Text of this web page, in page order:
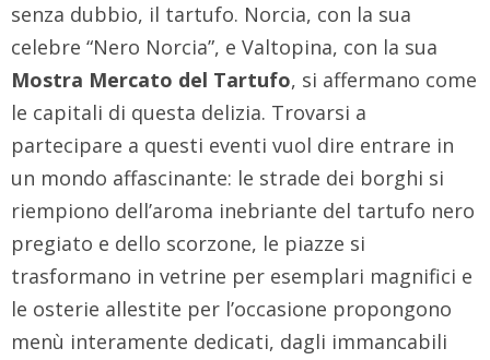
senza dubbio, il tartufo. Norcia, con la sua
celebre “Nero Norcia”, e Valtopina, con la sua
Mostra Mercato del Tartufo, si affermano come
le capitali di questa delizia. Trovarsi a
partecipare a questi eventi vuol dire entrare in
un mondo affascinante: le strade dei borghi si
riempiono dell’aroma inebriante del tartufo nero
pregiato e dello scorzone, le piazze si
trasformano in vetrine per esemplari magnifici e
le osterie allestite per l’occasione propongono
menù interamente dedicati, dagli immancabili